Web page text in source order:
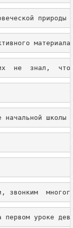
знал,  что
школы
уроке